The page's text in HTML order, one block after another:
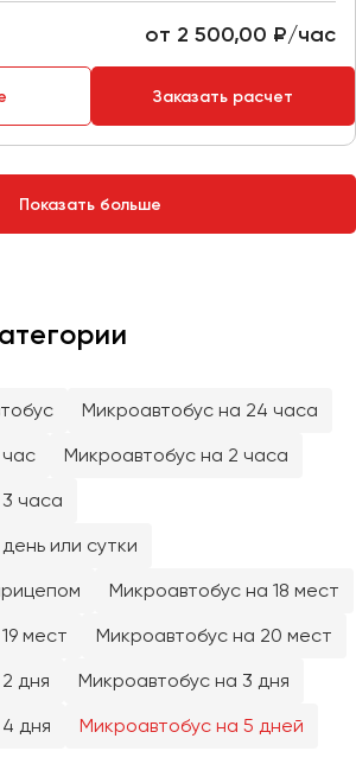
от 2 500,00 ₽/час
Заказать расчет
Показать больше
Микроавтобус на 24 часа
Микроавтобус на 2 часа
часа
или сутки
Микроавтобус на 18 мест
мест
Микроавтобус на 20 мест
дня
Микроавтобус на 3 дня
дня
Микроавтобус на 5 дней